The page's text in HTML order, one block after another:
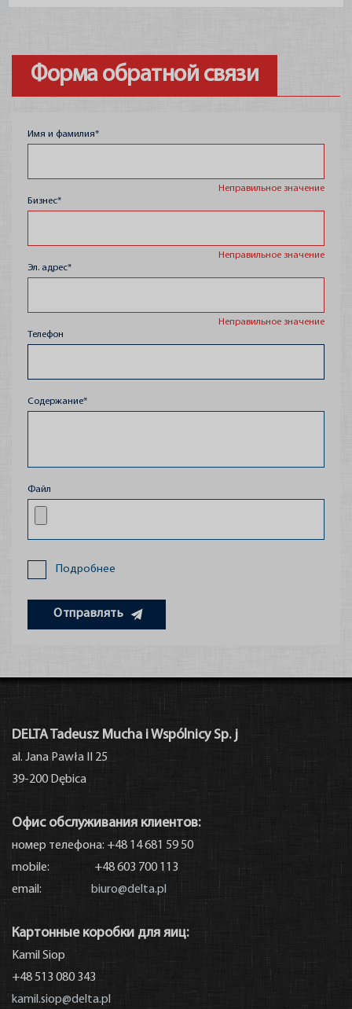
Форма обратной связи
Неправильное значение
Имя и фамилия*
Неправильное значение
Бизнес*
Неправильное значение
Эл. адрес*
Телефон
Содержание*
Файл
Подробнее
Отправлять
DELTA Tadeusz Mucha i Wspólnicy Sp. j
al. Jana Pawła II 25
39-200 Dębica
Офис обслуживания клиентов:
номер телефона: +48 14 681 59 50
mobile: +48 603 700 113
email:
biuro@delta.pl
Картонные коробки для яиц:
Kamil Siop
+48 513 080 343
kamil.siop@delta.pl